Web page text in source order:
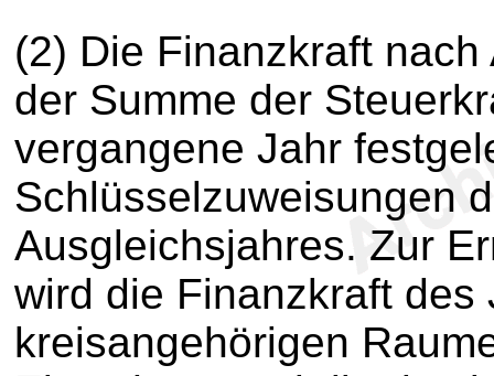
(2) Die Finanzkraft
der Summe der
vergangene Jahr
Schlüsselzuweisungen
Ausgleichsjahres. Zur
wird die Finanzkraft des
kreisangehörigen